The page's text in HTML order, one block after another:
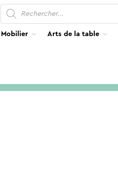
Recherche
de
produits
Mobilier Arts de la table